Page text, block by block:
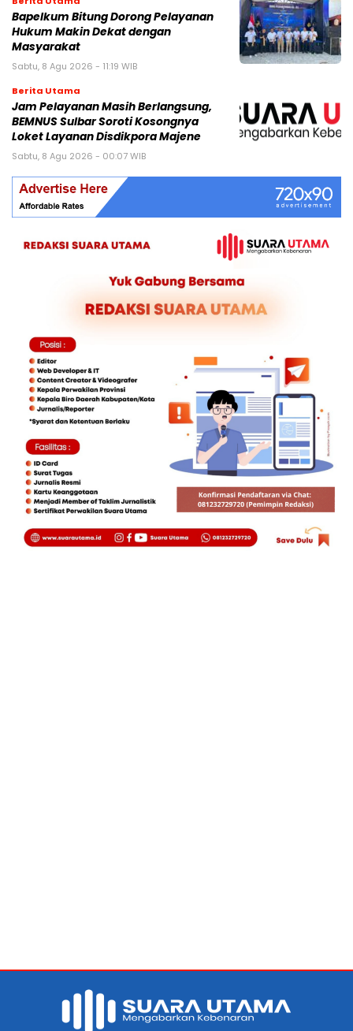
Bapelkum Bitung Dorong Pelayanan
Hukum Makin Dekat dengan
Masyarakat
Sabtu, 8 Agu 2026 - 11:19 WIB
Berita Utama
Jam Pelayanan Masih Berlangsung,
BEMNUS Sulbar Soroti Kosongnya
Loket Layanan Disdikpora Majene
Sabtu, 8 Agu 2026 - 00:07 WIB